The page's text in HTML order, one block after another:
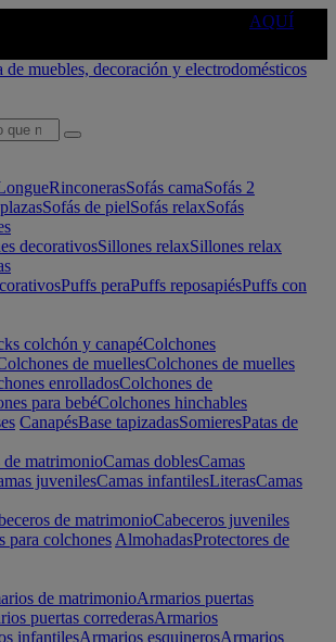
AQUÍ
RinconerasSofás camaSofás 2
Sofás de pielSofás relaxSofás
decorativosSillones relaxSillones relax
Puffs peraPuffs reposapiésPuffs con
colchón y canapéColchones
de muellesColchones de muelles
enrolladosColchones de
para bebéColchones hinchables
CanapésBase tapizadasSomieresPatas de
de matrimonioCamas doblesCamas
juvenilesCamas infantilesLiterasCamas
de matrimonioCabeceros juveniles
para colchones AlmohadasProtectores de
de matrimonioArmarios puertas
puertas correderasArmarios
infantilesArmarios esquinerosArmarios